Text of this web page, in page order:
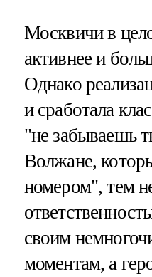
Москвичи в
активнее и
Однако
и сработала
"не забываешь
Волжане,
номером", тем
своим
моментам, а